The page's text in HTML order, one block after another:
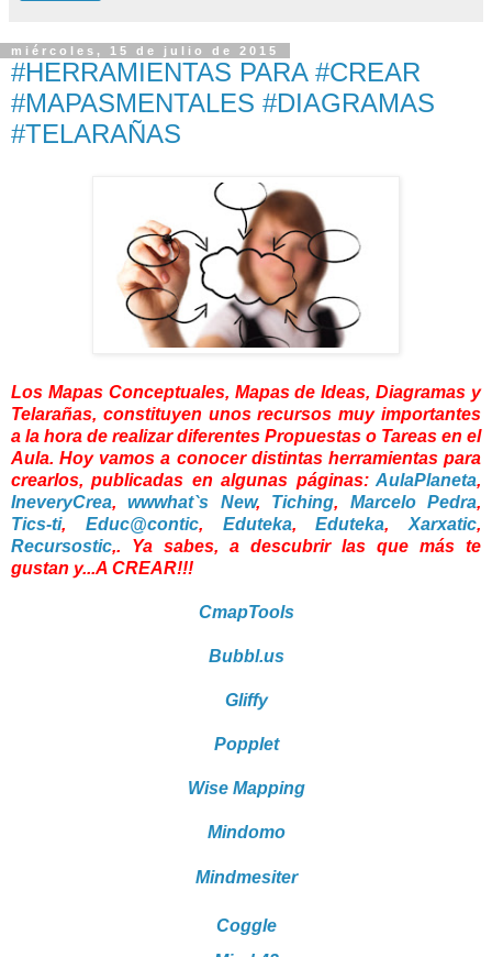
miércoles, 15 de julio de 2015
#HERRAMIENTAS PARA #CREAR
#MAPASMENTALES #DIAGRAMAS
#TELARAÑAS
Los Mapas Conceptuales, Mapas de Ideas, Diagramas y
Telarañas, constituyen unos recursos muy importantes
a la hora de realizar diferentes Propuestas o Tareas en el
Aula. Hoy vamos a conocer distintas herramientas para
crearlos, publicadas en algunas páginas: AulaPlaneta,
IneveryCrea,wwwhat`s New, Tiching, Marcelo Pedra,
Tics-ti, Educ@contic, Eduteka,Eduteka, Xarxatic,
Recursostic,. Ya sabes, a descubrir las que más te
gustan y...A CREAR!!!
CmapTools
Bubbl.us
Gliffy
Popplet
Wise Mapping
Mindomo
Mindmesiter
Coggle